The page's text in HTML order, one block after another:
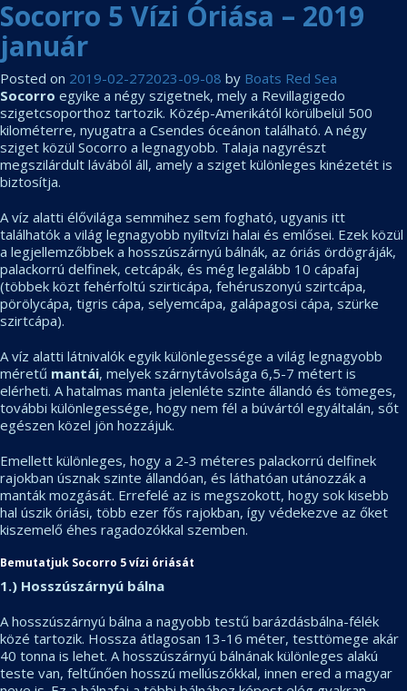
es
utak
Sea
Boats
Holidays-
től
Socorro 5 Vízi Óriása – 2019
január
Posted on 2019-02-272023-09-08 by Boats Red Sea
Socorro egyike a négy szigetnek, mely a Revillagigedo
szigetcsoporthoz tartozik. Közép-Amerikától körülbelül 500
kilométerre, nyugatra a Csendes óceánon található. A négy
sziget közül Socorro a legnagyobb. Talaja nagyrészt
megszilárdult lávából áll, amely a sziget különleges kinézetét is
biztosítja.
A víz alatti élővilága semmihez sem fogható, ugyanis itt
találhatók a világ legnagyobb nyíltvízi halai és emlősei. Ezek közül
a legjellemzőbbek a hosszúszárnyú bálnák, az óriás ördögráják,
palackorrú delfinek, cetcápák, és még legalább 10 cápafaj
(többek közt fehérfoltú szirticápa, fehéruszonyú szirtcápa,
pörölycápa, tigris cápa, selyemcápa, galápagosi cápa, szürke
szirtcápa).
A víz alatti látnivalók egyik különlegessége a világ legnagyobb
méretű mantái, melyek szárnytávolsága 6,5-7 métert is
elérheti. A hatalmas manta jelenléte szinte állandó és tömeges,
további különlegessége, hogy nem fél a búvártól egyáltalán, sőt
egészen közel jön hozzájuk.
Emellett különleges, hogy a 2-3 méteres palackorrú delfinek
rajokban úsznak szinte állandóan, és láthatóan utánozzák a
manták mozgását. Errefelé az is megszokott, hogy sok kisebb
hal úszik óriási, több ezer fős rajokban, így védekezve az őket
kiszemelő éhes ragadozókkal szemben.
Bemutatjuk Socorro 5 vízi óriását
1.) Hosszúszárnyú bálna
A hosszúszárnyú bálna a nagyobb testű barázdásbálna-félék
közé tartozik. Hossza átlagosan 13-16 méter, testtömege akár
40 tonna is lehet. A hosszúszárnyú bálnának különleges alakú
teste van, feltűnően hosszú mellúszókkal, innen ered a magyar